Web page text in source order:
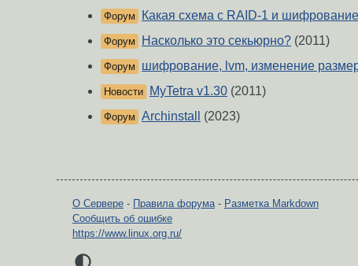
Форум Какая схема с RAID-1 и
Форум Насколько это секьюрно? (2011)
Форум шифрование, lvm, изменение
Новости MyTetra v1.30 (2011)
Форум Archinstall (2023)
О Сервере - Правила форума - Разметка Markdown
Сообщить об ошибке
https://www.linux.org.ru/